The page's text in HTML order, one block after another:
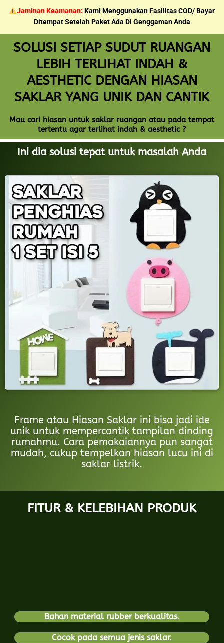
Jaminan Keamanan: Kami Menggunakan Fasilitas COD/ Bayar
Ditempat Setelah Paket Ada Di Genggaman Anda
SOLUSI SETIAP SUDUT RUANGAN
LEBIH TERLIHAT INDAH &
AESTHETIC DENGAN HIASAN
SAKLAR YANG UNIK DAN CANTIK
Mau cari hiasan untuk saklar ruangan atau pada tempat
tertentu agar terlihat indah & aesthetic ?
Ini dia solusi tepat untuk masalah Anda
Frame atau Hiasan Saklar ini bisa jadi ide
unik untuk mempercantik tampilan dinding
rumahmu. Cara pemakaiannya pun sangat
mudah, cukup tempelkan hiasan lucu ini di
saklar listrik.
FITUR & KELEBIHAN PRODUK
Bahan material rubber berkualitas.
Cocok pada semua jenis saklar.